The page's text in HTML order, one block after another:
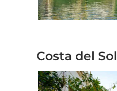
Costa del Sol